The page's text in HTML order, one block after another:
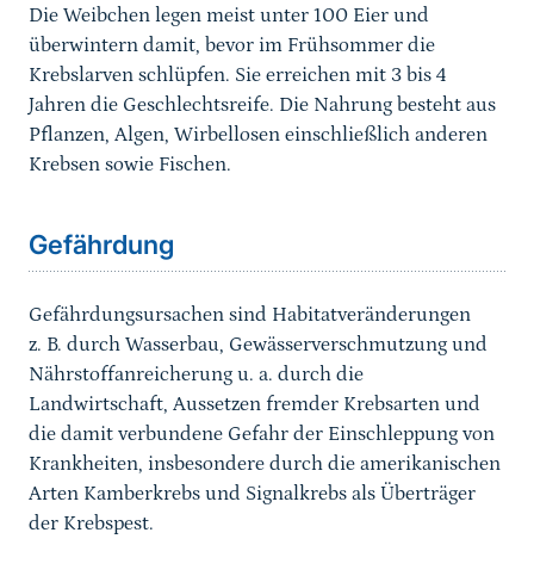
Die Weibchen legen meist unter 100 Eier und
überwintern damit, bevor im Frühsommer die
Krebslarven schlüpfen. Sie erreichen mit 3 bis 4
Jahren die Geschlechtsreife. Die Nahrung besteht aus
Pflanzen, Algen, Wirbellosen einschließlich anderen
Krebsen sowie Fischen.
Sprungmarke
Gefährdung
Gefährdungsursachen sind Habitatveränderungen
z. B. durch Wasserbau, Gewässerverschmutzung und
Nährstoffanreicherung u. a. durch die
Landwirtschaft, Aussetzen fremder Krebsarten und
die damit verbundene Gefahr der Einschleppung von
Krankheiten, insbesondere durch die amerikanischen
Arten Kamberkrebs und Signalkrebs als Überträger
der Krebspest.
Sprungmarke